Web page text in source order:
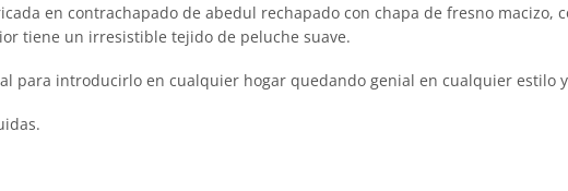
en contrachapado de abedul rechapado con chapa de fresno macizo,
tiene un irresistible tejido de peluche suave.
para introducirlo en cualquier hogar quedando genial en cualquier estilo